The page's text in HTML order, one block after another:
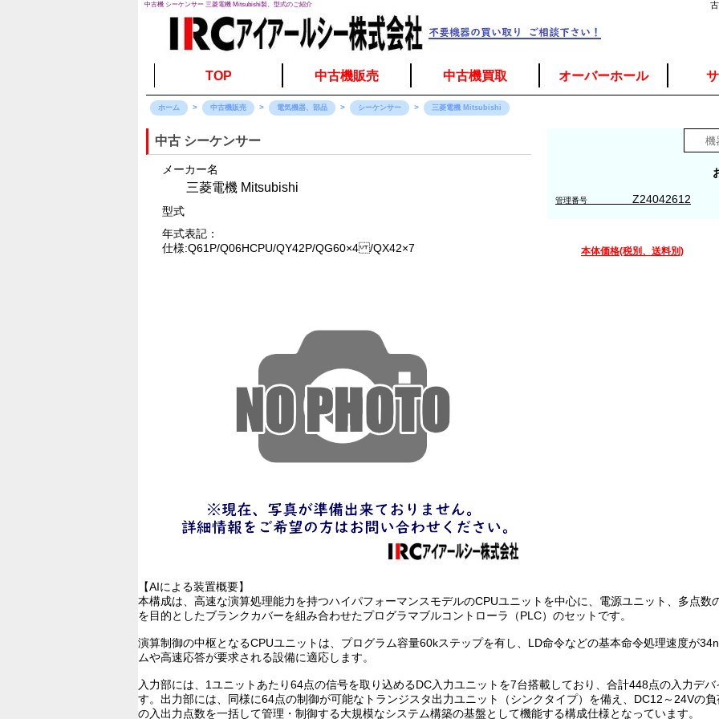
中古機 シーケンサー 三菱電機 Mitsubishi製、型式のご紹介
TOP 中古機販売 中古機買取 オーバーホール
ホーム 中古機販売 電気機器、部品 シーケンサー 三菱電機 Mitsubishi
管理番号 Z24042612
中古 シーケンサー
メーカー名
三菱電機 Mitsubishi
型式
年式表記：
仕様:Q61P/Q06HCPU/QY42P/QG60×4 /QX42×7
本体価格(税別、送料別)
【AIによる装置概要】
本構成は、高速な演算処理能力を持つハイパフォーマンスモデルのCPUユニットを中心に、電源ユニット、多点
を目的としたブランクカバーを組み合わせたプログラマブルコントローラ（PLC）のセットです。
演算制御の中枢となるCPUユニットは、プログラム容量60kステップを有し、LD命令などの基本命令処理速度が
ムや高速応答が要求される設備に適応します。
入力部には、1ユニットあたり64点の信号を取り込めるDC入力ユニットを7台搭載しており、合計448点の入力デ
す。出力部には、同様に64点の制御が可能なトランジスタ出力ユニット（シンクタイプ）を備え、DC12～24Vの
の入出力点数を一括して管理・制御する大規模なシステム構築の基盤として機能する構成仕様となっています。